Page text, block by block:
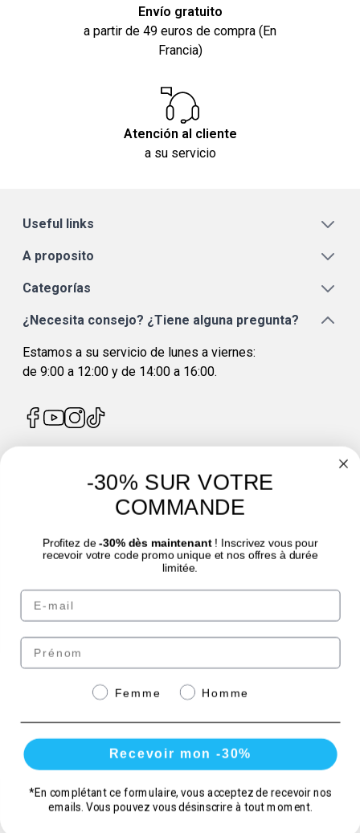
Cantidad Comprar
Envío gratuito
a partir de 49 euros de compra (En
Francia)
Atención al cliente
a su servicio
Useful links
A proposito
Categorías
¿Necesita consejo? ¿Tiene alguna pregunta?
Estamos a su servicio de lunes a viernes:
de 9:00 a 12:00 y de 14:00 a 16:00.
4.7/5
© Laboratoire des GRANIONS 2026 | Pago seguro | *Norma AFNOR NF EN 17444.
-30% SUR VOTRE
COMMANDE
Profitez de -30% dès maintenant! Inscrivez vous pour
recevoir votre code promo unique et nos offres à durée
limitée.
Email
Prénom
GenreFemme Homme
Recevoir mon -30%
*En complétant ce formulaire, vous acceptez de recevoir nos
emails. Vous pouvez vous désinscrire à tout moment.